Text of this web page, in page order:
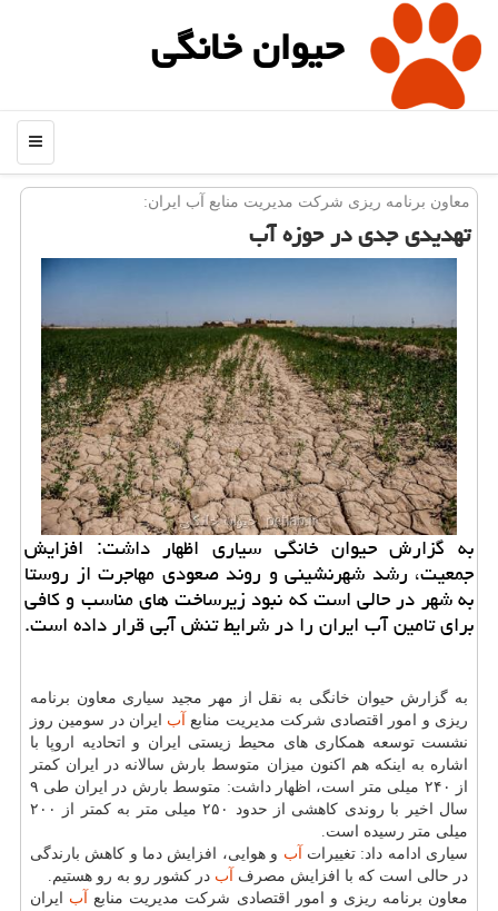
حیوان خانگی
منو
معاون برنامه ریزی شركت مدیریت منابع آب ایران:
تهدیدی جدی در حوزه آب
به گزارش حیوان خانگی سیاری اظهار داشت: افزایش
جمعیت، رشد شهرنشینی و روند صعودی مهاجرت از روستا
به شهر در حالی است كه نبود زیرساخت های مناسب و كافی
برای تامین آب ایران را در شرایط تنش آبی قرار داده است.
به گزارش حیوان خانگی به نقل از مهر مجید سیاری معاون برنامه
ریزی و امور اقتصادی شركت مدیریت منابع آب ایران در سومین روز
نشست توسعه همكاری های محیط زیستی ایران و اتحادیه اروپا با
اشاره به اینكه هم اكنون میزان متوسط بارش سالانه در ایران كمتر
از ۲۴۰ میلی متر است، اظهار داشت: متوسط بارش در ایران طی ۹
سال اخیر با روندی كاهشی از حدود ۲۵۰ میلی متر به كمتر از ۲۰۰
میلی متر رسیده است.
سیاری ادامه داد: تغییرات
آب و هوایی، افزایش دما و كاهش بارندگی
در حالی است كه با افزایش مصرف
آب در كشور رو به رو هستیم.
معاون برنامه ریزی و امور اقتصادی شركت مدیریت منابع
آب ایران